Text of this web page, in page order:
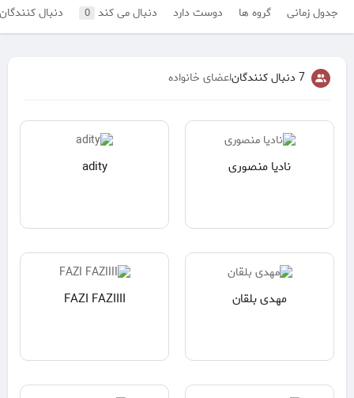
جدول زمانی گروه ها دوست دارد دنبال می کند 0 دنبال
7 دنبال کنندگان اعضای خانواده
نادیا منصوری adity
مهدی بلقان FAZI FAZIIII